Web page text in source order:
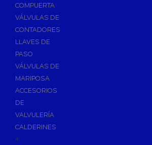
COMPUERTA
VÁLVULAS DE
CONTADORES
LLAVES DE
PASO
VÁLVULAS DE
MARIPOSA
ACCESORIOS
DE
VALVULERÍA
CALDERINES
+